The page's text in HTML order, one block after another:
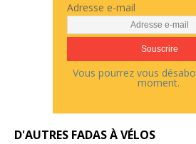
Adresse e-mail
Vous pourrez vous
moment.
D'AUTRES FADAS À VÉLOS